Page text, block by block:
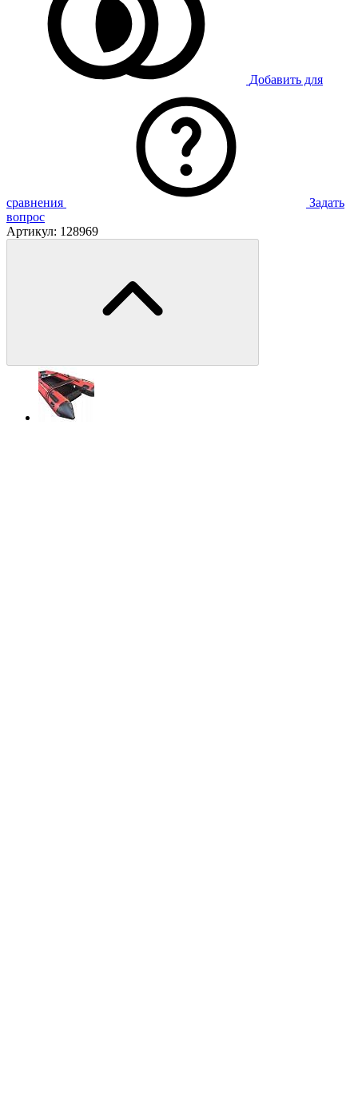
Добавить для
сравнения
Задать
вопрос
Артикул: 128969